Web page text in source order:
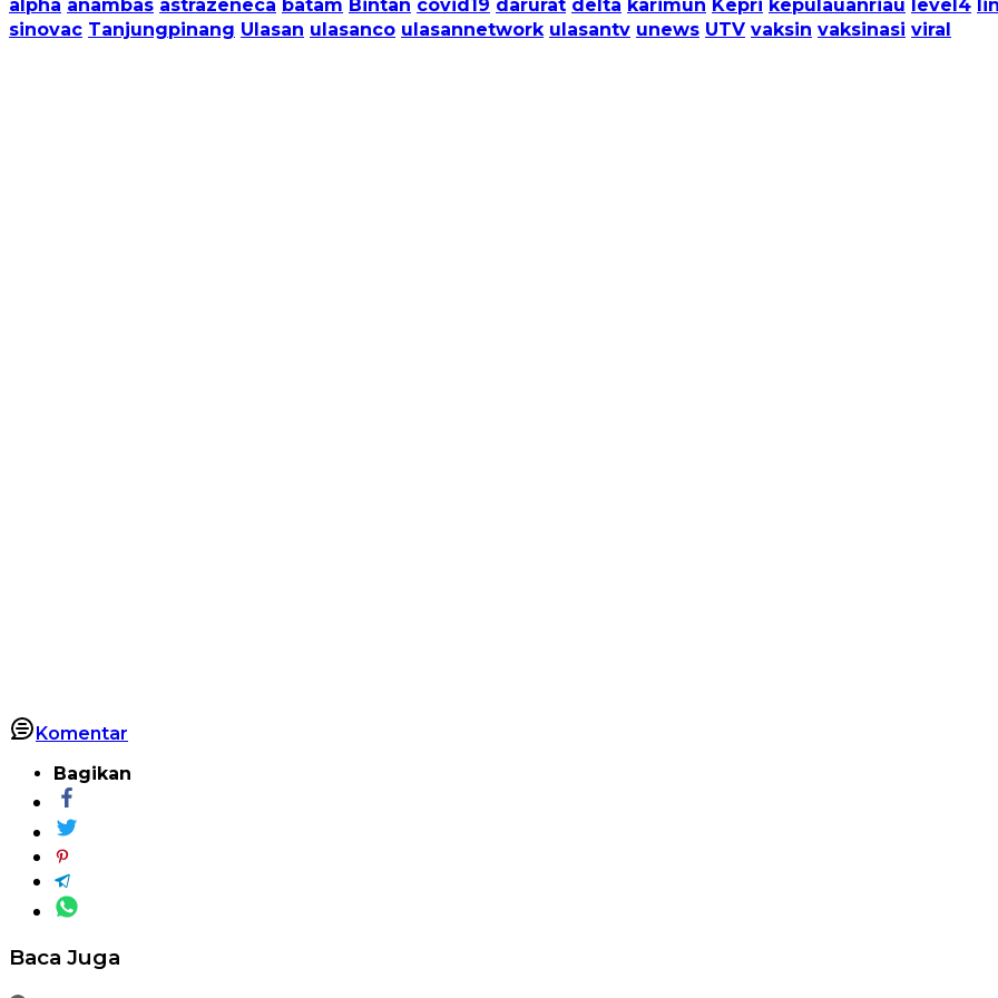
alpha anambas astrazeneca batam Bintan covid19 darurat delta karimun Kepri kepulauanriau level4
sinovac Tanjungpinang Ulasan ulasanco ulasannetwork ulasantv unews UTV vaksin vaksinasi viral
Komentar
Bagikan
Baca Juga